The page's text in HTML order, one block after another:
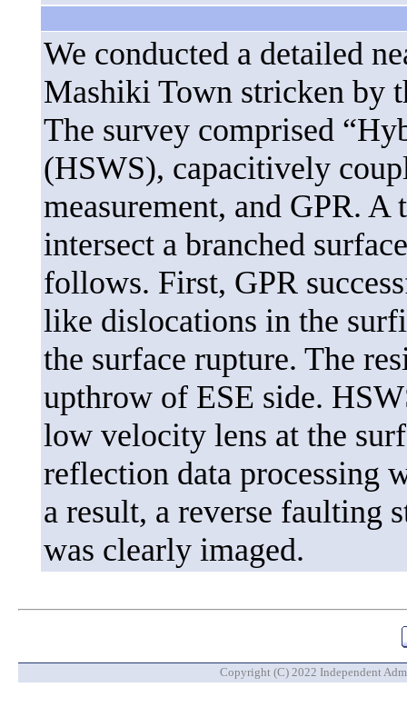
We conducted a detailed
Mashiki Town stricken by
The survey comprised
(HSWS), capacitively
measurement, and GPR.
intersect a branched
follows. First, GPR
like dislocations in the
the surface rupture. The
upthrow of ESE side.
low velocity lens at the
reflection data processing
a result, a reverse faulting
was clearly imaged.
Copyright (C) 2022 Independent